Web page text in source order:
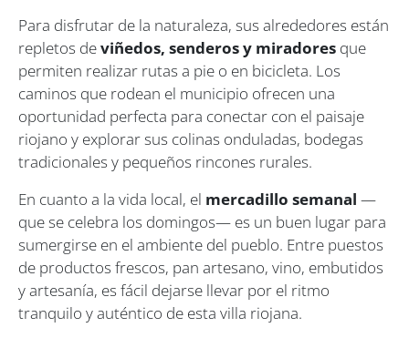
Para disfrutar de la naturaleza, sus alrededores están
repletos deviñedos, senderos y miradores que
permiten realizar rutas a pie o en bicicleta. Los
caminos que rodean el municipio ofrecen una
oportunidad perfecta para conectar con el paisaje
riojano y explorar sus colinas onduladas, bodegas
tradicionales y pequeños rincones rurales.
En cuanto a la vida local, el mercadillo semanal —
que se celebra los domingos— es un buen lugar para
sumergirse en el ambiente del pueblo. Entre puestos
de productos frescos, pan artesano, vino, embutidos
y artesanía, es fácil dejarse llevar por el ritmo
tranquilo y auténtico de esta villa riojana.